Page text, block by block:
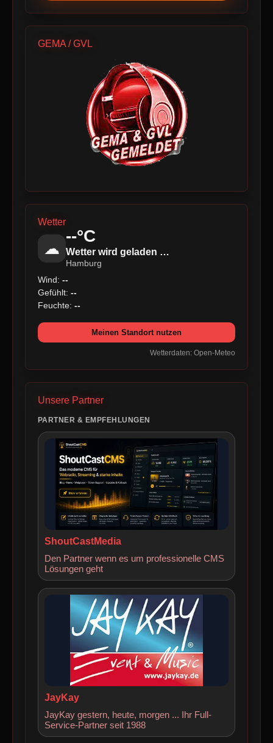
GEMA / GVL
Wetter
☁
--°C
Wetter wird geladen …
Hamburg
Wind: --
Gefühlt: --
Feuchte: --
Meinen Standort nutzen
Wetterdaten: Open-Meteo
Unsere Partner
PARTNER & EMPFEHLUNGEN
ShoutCastMedia
Den Partner wenn es um professionelle CMS
Lösungen geht
JayKay
JayKay gestern, heute, morgen ... Ihr Full-
Service-Partner seit 1988